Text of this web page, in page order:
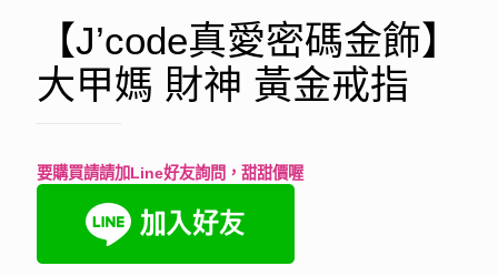
【J’code真愛密碼金飾】
大甲媽 財神 黃金戒指
要購買請請加Line好友詢問，甜甜價喔